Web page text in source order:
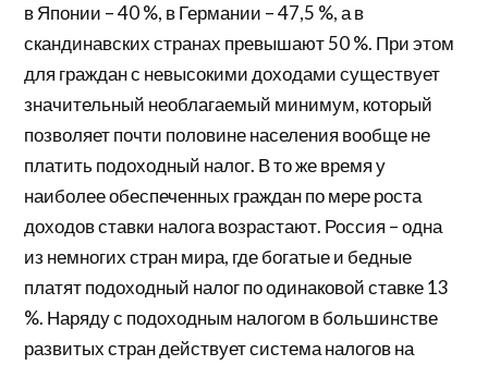
в Японии – 40 %, в Германии – 47,5 %, а в
скандинавских странах превышают 50 %. При этом
для граждан с невысокими доходами существует
значительный необлагаемый минимум, который
позволяет почти половине населения вообще не
платить подоходный налог. В то же время у
наиболее обеспеченных граждан по мере роста
доходов ставки налога возрастают. Россия – одна
из немногих стран мира, где богатые и бедные
платят подоходный налог по одинаковой ставке 13
%. Наряду с подоходным налогом в большинстве
развитых стран действует система налогов на